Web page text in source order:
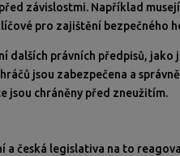
závislostmi. Například
pro zajištění bezpečného
právních předpisů, jako
jsou zabezpečena a
jsou chráněny před zneužitím.
a česká legislativa na to